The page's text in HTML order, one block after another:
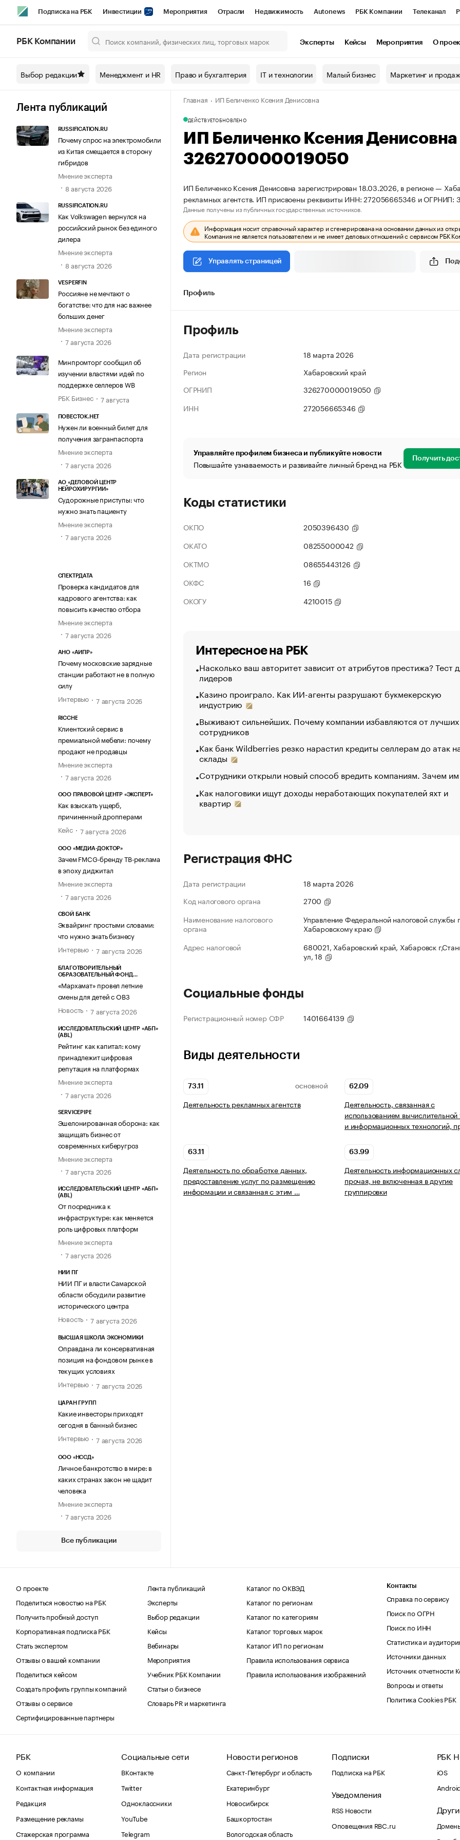
Подписка на РБК Инвестиции Мероприятия Отрасли Недвижимость Autonews РБК Компании Телеканал
Спецпроекты СПб Конференции СПб Спецпроекты Проверка контрагентов
Технологии и медиа Рынок наличной валюты
РБК Компании Эксперты Кейсы Мероприятия О
Выбор редакции Менеджмент и HR Право и бухгалтерия IT и технологии Малый бизнес Маркетинг и
Лента публикаций
RUSSIFICATION.RU
Почему спрос на электромобили
из Китая смещается в сторону
гибридов
Мнение эксперта
8 августа 2026
RUSSIFICATION.RU
Как Volkswagen вернулся на
российский рынок без единого
дилера
Мнение эксперта
8 августа 2026
VESPERFIN
Россияне не мечтают о
богатстве: что для нас важнее
больших денег
Мнение эксперта
7 августа 2026
Минпромторг сообщил об
изучении властями идей по
поддержке селлеров WB
РБК Бизнес
7 августа
ПОВЕСТОК.НЕТ
Нужен ли военный билет для
получения загранпаспорта
Мнение эксперта
7 августа 2026
АО «ДЕЛОВОЙ ЦЕНТР
НЕЙРОХИРУРГИИ»
Судорожные приступы: что
нужно знать пациенту
Мнение эксперта
7 августа 2026
СПЕКТРДАТА
Проверка кандидатов для
кадрового агентства: как
повысить качество отбора
Мнение эксперта
7 августа 2026
АНО «АИПР»
Почему московские зарядные
станции работают не в полную
силу
Интервью
7 августа 2026
RICCHE
Клиентский сервис в
премиальной мебели: почему
продают не продавцы
Мнение эксперта
7 августа 2026
ООО ПРАВОВОЙ ЦЕНТР «ЭКСПЕРТ»
Как взыскать ущерб,
причиненный дропперами
Кейс
7 августа 2026
ООО «МЕДИА-ДОКТОР»
Зачем FMCG-бренду ТВ-реклама
в эпоху диджитал
Мнение эксперта
7 августа 2026
СВОЙ БАНК
Эквайринг простыми словами:
что нужно знать бизнесу
Интервью
7 августа 2026
БЛАГОТВОРИТЕЛЬНЫЙ
ОБРАЗОВАТЕЛЬНЫЙ ФОНД
«Мархамат» провел летние
смены для детей с ОВЗ
Новость
7 августа 2026
ИССЛЕДОВАТЕЛЬСКИЙ ЦЕНТР «АБП»
(ABL)
Рейтинг как капитал: кому
принадлежит цифровая
репутация на платформах
Мнение эксперта
7 августа 2026
SERVICEPIPE
Эшелонированная оборона: как
защищать бизнес от
современных киберугроз
Мнение эксперта
7 августа 2026
ИССЛЕДОВАТЕЛЬСКИЙ ЦЕНТР «АБП»
(ABL)
От посредника к
инфраструктуре: как меняется
роль цифровых платформ
Мнение эксперта
7 августа 2026
НИИ ПГ
НИИ ПГ и власти Самарской
области обсудили развитие
исторического центра
Новость
7 августа 2026
ВЫСШАЯ ШКОЛА ЭКОНОМИКИ
Оправдана ли консервативная
позиция на фондовом рынке в
текущих условиях
Интервью
7 августа 2026
ЦАРАН ГРУПП
Какие инвесторы приходят
сегодня в банный бизнес
Интервью
7 августа 2026
ООО «НССД»
Личное банкротство в мире: в
каких странах закон не щадит
человека
Мнение эксперта
7 августа 2026
Все публикации
Главная ИП Беличенко Ксения Денисовна
ДЕЙСТВУЕТОБНОВЛЕНО
ИП Беличенко Ксения
326270000019050
ИП Беличенко Ксения Денисовна зарегистрирован 18.03.2026, в регионе —
рекламных агентств. ИП присвоены реквизиты ИНН: 272056665346 и
Данные получены из публичных государственных источников.
Информация носит справочный характер и сгенерирована на основании данных из
Компания не является пользователем и не имеет деловых отношений с сервисом РБК
Управлять страницей
Профиль
Профиль
Дата регистрации
18 марта 2026
Регион
Хабаровский край
ОГРНИП
326270000019050
ИНН
272056665346
Управляйте профилем бизнеса и публикуйте новости
Повышайте узнаваемость и развивайте личный бренд на РБК Получить
Коды статистики
ОКПО
2050396430
ОКАТО
08255000042
ОКТМО
08655443126
ОКФС
16
ОКОГУ
4210015
Интересное на РБК
Насколько ваш авторитет зависит от атрибутов престижа? Тест
лидеров
Казино проиграло. Как ИИ-агенты разрушают букмекерскую
индустрию
Выживают сильнейших. Почему компании избавляются от лучших
сотрудников
Как банк Wildberries резко нарастил кредиты селлерам до атак
склады
Сотрудники открыли новый способ вредить компаниям. Зачем
Как налоговики ищут доходы неработающих покупателей яхт и
квартир
Регистрация ФНС
Дата регистрации
18 марта 2026
Код налогового органа
2700
Наименование налогового
органа
Управление Федеральной налоговой службы
Хабаровскому краю
Адрес налоговой
680021, Хабаровский край, Хабаровск
ул, 18
Социальные фонды
Регистрационный номер СФР 1401664139
Виды деятельности
73.11 ОСНОВНОЙ
Деятельность рекламных агентств
62.09
Деятельность, связанная с
использованием вычислительной
и информационных технологий,
63.11
Деятельность по обработке данных,
предоставление услуг по размещению
информации и связанная с этим …
63.99
Деятельность информационных
прочая, не включенная в другие
группировки
О проекте
Поделиться новостью на РБК
Получить пробный доступ
Корпоративная подписка РБК
Стать экспертом
Отзывы о вашей компании
Поделиться кейсом
Создать профиль группы компаний
Отзывы о сервисе
Сертифицированные партнеры
Лента публикаций
Эксперты
Выбор редакции
Кейсы
Вебинары
Мероприятия
Учебник РБК Компании
Статьи о бизнесе
Словарь PR и маркетинга
Каталог по ОКВЭД
Каталог по регионам
Каталог по категориям
Каталог торговых марок
Каталог ИП по регионам
Правила использования сервиса
Правила использования изображений
Контакты
Справка по сервису
Поиск по ОГРН
Поиск по ИНН
Статистика и
Источники данных
Источник отчетности
Вопросы и ответы
Политика Cookies РБК
РБК
О компании
Контактная информация
Редакция
Размещение рекламы
Стажерская программа
Социальные сети
ВКонтакте
Twitter
Одноклассники
YouTube
Telegram
Новости регионов
Санкт-Петербург и область
Екатеринбург
Новосибирск
Башкортостан
Вологодская область
Подписки
Подписка на РБК
Уведомления
RSS Новости
Оповещения RBC.ru
РБК
iOS